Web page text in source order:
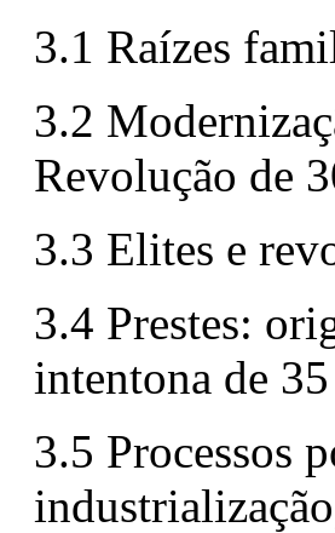
3.1 Raízes
3.2
Revolução de
3.3 Elites e
3.4 Prestes:
intentona de 35
3.5 Processos